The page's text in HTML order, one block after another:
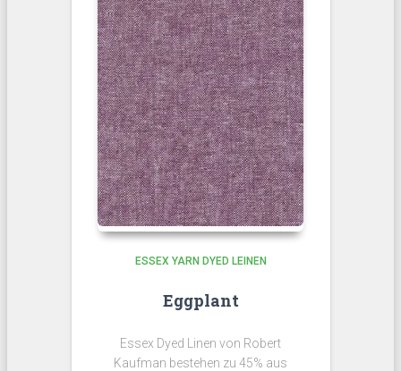
ESSEX YARN DYED LEINEN
Eggplant
Essex Dyed Linen von Robert
Kaufman bestehen zu 45% aus